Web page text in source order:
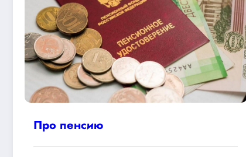
Про пенсию